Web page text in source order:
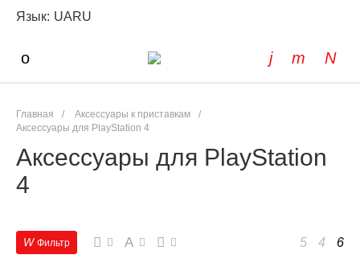
Язык: UARU
Главная / Аксессуары к приставкам
/
Аксессуары для PlayStation 4
Аксессуары для PlayStation
4
A